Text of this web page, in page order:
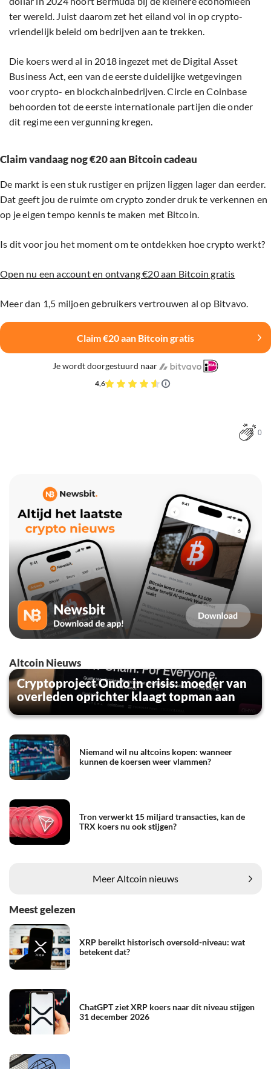
ter wereld. Juist daarom zet het eiland vol in op crypto-
vriendelijk beleid om bedrijven aan te trekken.
Die koers werd al in 2018 ingezet met de Digital Asset
Business Act, een van de eerste duidelijke wetgevingen
voor crypto- en blockchainbedrijven. Circle en Coinbase
behoorden tot de eerste internationale partijen die onder
dit regime een vergunning kregen.
Claim vandaag nog €20 aan Bitcoin cadeau
De markt is een stuk rustiger en prijzen liggen lager dan eerder.
Dat geeft jou de ruimte om crypto zonder druk te verkennen en
op je eigen tempo kennis te maken met Bitcoin.
Is dit voor jou het moment om te ontdekken hoe crypto werkt?
Open nu een account en ontvang €20 aan Bitcoin gratis
Meer dan 1,5 miljoen gebruikers vertrouwen al op Bitvavo.
Claim €20 aan Bitcoin gratis
Je wordt doorgestuurd naar
4,6
0
Altcoin Nieuws
Cryptoproject Ondo in crisis: moeder van
overleden oprichter klaagt topman aan
Niemand wil nu altcoins kopen: wanneer
kunnen de koersen weer vlammen?
Tron verwerkt 15 miljard transacties, kan de
TRX koers nu ook stijgen?
Meer Altcoin nieuws
Meest gelezen
XRP bereikt historisch oversold-niveau: wat
betekent dat?
ChatGPT ziet XRP koers naar dit niveau stijgen
31 december 2026